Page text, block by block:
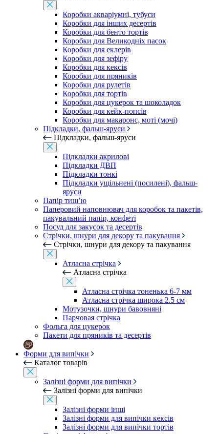
Коробки акваріумні, тубуси
Коробки для інших десертів
Коробки для бенто тортів
Коробки для Великодніх пасок
Коробки для еклерів
Коробки для зефіру
Коробки для кексів
Коробки для пряників
Коробки для рулетів
Коробки для тортів
Коробки для цукерок та шоколадок
Коробки для кейк-попсів
Коробки для макаронс, моті (мочі)
Підкладки, фальш-яруси
Підкладки, фальш-яруси
Підкладки акрилові
Підкладки ДВП
Підкладки тонкі
Підкладки ущільнені (посилені), фальш-
яруси
Папір тиш’ю
Паперовий наповнювач для коробок та пакетів,
пакувальний папір, конфеті
Посуд для закусок та десертів
Стрічки, шнури для декору та пакування
Стрічки, шнури для декору та пакування
Атласна стрічка
Атласна стрічка
Атласна стрічка тоненька 6-7 мм
Атласна стрічка широка 2.5 см
Мотузочки, шнури бавовняні
Парчовая стрічка
Фольга для цукерок
Пакети для пряників та десертів
Форми для випічки
Каталог товарів
Залізні форми для випічки
Залізні форми для випічки
Залізні форми інші
Залізні форми для випічки кексів
Залізні форми для випічки тортів